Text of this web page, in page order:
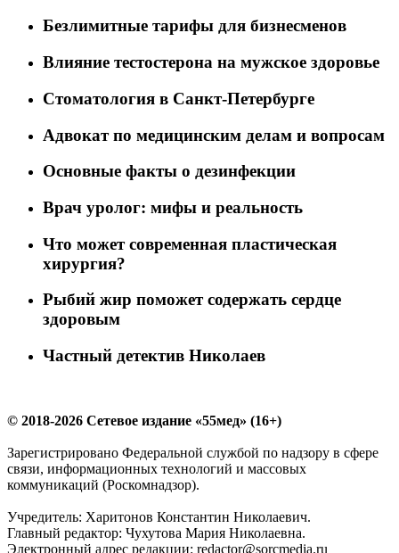
Безлимитные тарифы для бизнесменов
Влияние тестостерона на мужское здоровье
Стоматология в Санкт-Петербурге
Адвокат по медицинским делам и вопросам
Основные факты о дезинфекции
Врач уролог: мифы и реальность
Что может современная пластическая
хирургия?
Рыбий жир поможет содержать сердце
здоровым
Частный детектив Николаев
© 2018-2026 Сетевое издание «55мед» (16+)
Зарегистрировано Федеральной службой по надзору в сфере
связи, информационных технологий и массовых
коммуникаций (Роскомнадзор).
Учредитель: Харитонов Константин Николаевич.
Главный редактор: Чухутова Мария Николаевна.
Электронный адрес редакции: redactor@sorcmedia.ru